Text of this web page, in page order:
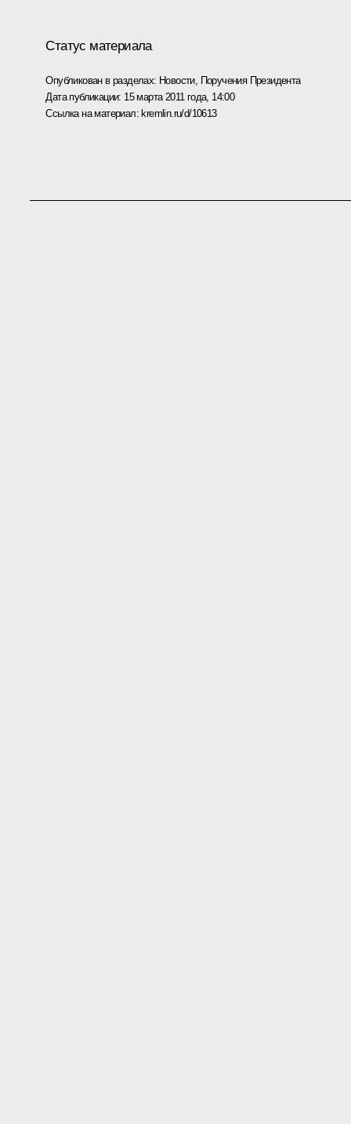
Статус материала
Опубликован в разделах: Новости, Поручения Президента
Дата публикации: 15 марта 2011 года, 14:00
Ссылка на материал: kremlin.ru/d/10613